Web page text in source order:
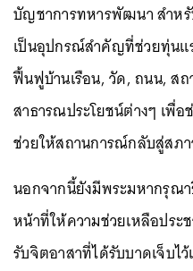
บัญชาการทหารพัฒนา สำหรั
เป็นอุปกรณ์สำคัญที่ช่วยทุ่นแ
ฟื้นฟูบ้านเรือน, วัด, ถนน, ส
สาธารณประโยชน์ต่างๆ เพื่อ
ช่วยให้สถานการณ์กลับสู่สภา
นอกจากนี้ยังมีพระมหากรุ
หน้าที่ให้ความช่วยเหลือปร
รับจิตอาสาที่ได้รับบาดเจ็บไ